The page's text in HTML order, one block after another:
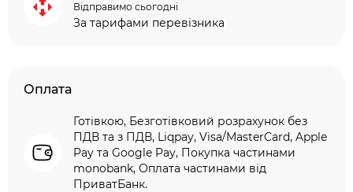
Відправимо сьогодні
За тарифами перевізника
Оплата
Готівкою, Безготівковий розрахунок без
ПДВ та з ПДВ, Liqpay, Visa/MasterCard, Apple
Pay та Google Pay, Покупка частинами
monobank, Оплата частинами від
ПриватБанк.